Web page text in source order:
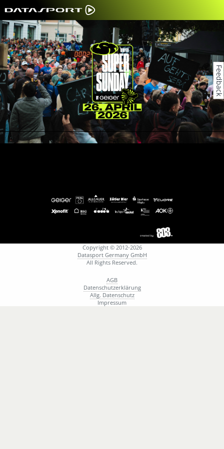
Copyright © 2012-2026
Datasport Germany GmbH
All Rights Reserved.
AGB
Datenschutzerklärung
Allg. Datenschutz
Impressum
Feedback